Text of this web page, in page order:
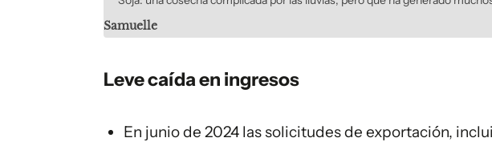
Samuelle
Leve caída en ingresos
En junio de 2024 las solicitudes de exportación,